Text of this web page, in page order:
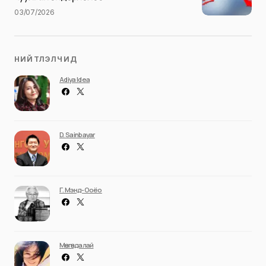
03/07/2026
НИЙТЛЭЛЧИД
Adiya Idea
D. Sainbayar
Г. Мэнд-Ооёо
Мөнгөндалай